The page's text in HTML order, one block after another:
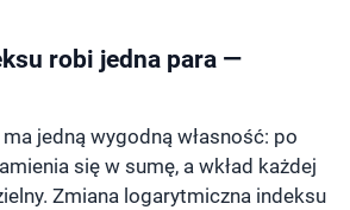
robi jedna para —
jedną wygodną własność: po
się w sumę, a wkład każdej
Zmiana logarytmiczna indeksu